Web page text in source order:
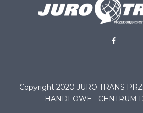
Copyright 2020 JURO TRANS
HANDLOWE - CENTRUM